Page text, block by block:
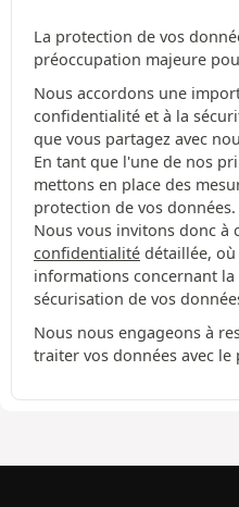
La protection de vos
préoccupation majeure
Nous accordons une
confidentialité et à la
que vous partagez avec
En tant que l'une de nos
mettons en place des
protection de vos données.
Nous vous invitons donc à
confidentialité détaillée,
informations concernant
sécurisation de vos
Nous nous engageons à
traiter vos données avec